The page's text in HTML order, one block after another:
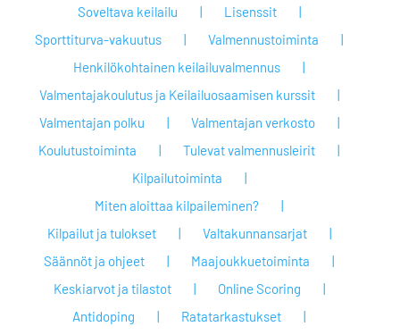
Soveltava keilailu
Lisenssit
Sporttiturva-vakuutus
Valmennustoiminta
Henkilökohtainen keilailuvalmennus
Valmentajakoulutus ja Keilailuosaamisen kurssit
Valmentajan polku
Valmentajan verkosto
Koulutustoiminta
Tulevat valmennusleirit
Kilpailutoiminta
Miten aloittaa kilpaileminen?
Kilpailut ja tulokset
Valtakunnansarjat
Säännöt ja ohjeet
Maajoukkuetoiminta
Keskiarvot ja tilastot
Online Scoring
Antidoping
Ratatarkastukset